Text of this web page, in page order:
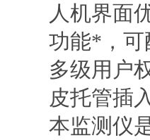
人机界面
功能*，可
多级用户
皮托管插
本监测仪